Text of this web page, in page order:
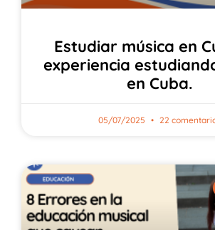
Estudiar música en
experiencia
en Cuba.
05/07/2025 22